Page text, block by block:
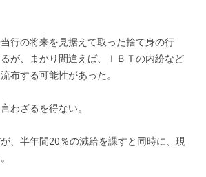
行の将来を見据えて取った捨て身の行
が、まかり間違えば、ＩＢＴの内紛など
布する可能性があった。
わざるを得ない。
、半年間20％の減給を課すと同時に、現